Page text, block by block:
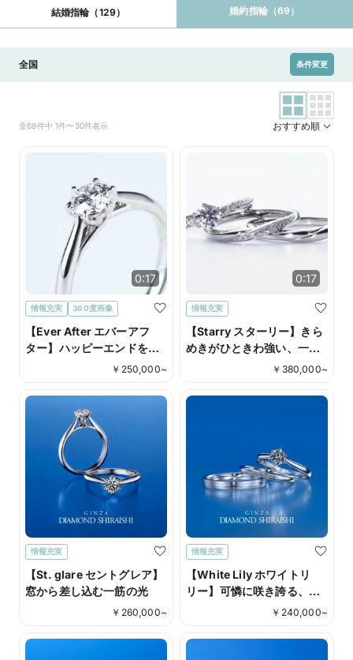
結婚指輪（129） 婚約指輪（69）
全国 条件変更
全69件中 1件〜30件表示 おすすめ順
0:17
情報充実 360度画像
【Ever After エバーアフ
ター】ハッピーエンドを経
て、ふたりの物語が永遠に
￥ 250,000~
0:17
情報充実
【Starry スターリー】きら
めきがひときわ強い、一筋
￥ 380,000~
情報充実
【St. glare セントグレア】
窓から差し込む一筋の光
￥ 260,000~
情報充実
【White Lily ホワイトリ
リー】可憐に咲き誇る、白
く美しい百合の花￥ 240,000~